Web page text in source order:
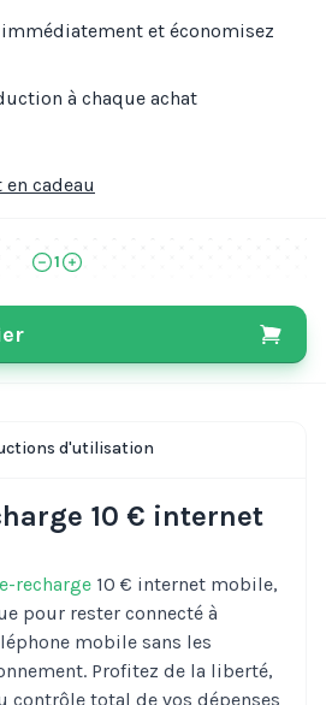
immédiatement et économisez
à chaque achat
cadeau
1
d'utilisation
10 € internet
recharge 10 € internet mobile,
pour rester connecté à
mobile sans les
Profitez de la liberté,
contrôle total de vos dépenses